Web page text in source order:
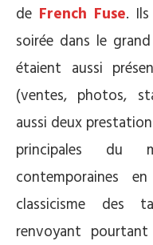
de French Fuse.
soirée dans le
étaient aussi
(ventes, photos,
aussi deux
principales du
contemporaines
classicisme des
renvoyant